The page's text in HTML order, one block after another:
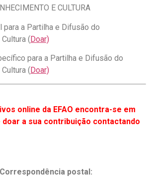
E CULTURA
para a Partilha e Difusão do
(Doar)
para a Partilha e Difusão do
( Doar)
online da EFAO encontra-se em
doar a sua contribuição contactando
postal: